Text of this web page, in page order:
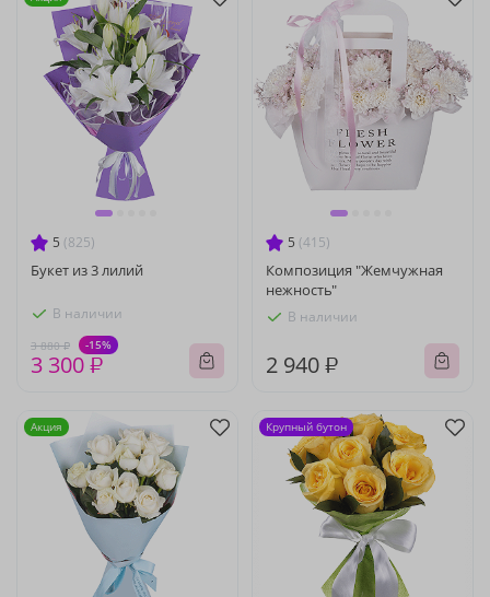
5 (825)
Букет из 3 лилий
В наличии
3 880 ₽ -15%
3 300 ₽
5 (415)
Композиция "Жемчужная
нежность"
В наличии
2 940 ₽
Акция Крупный бутон